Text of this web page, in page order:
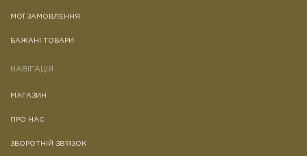
МОЇ ЗАМОВЛЕННЯ
БАЖАНІ ТОВАРИ
НАВІГАЦІЯ
МАГАЗИН
ПРО НАС
ЗВОРОТНІЙ ЗВ’ЯЗОК